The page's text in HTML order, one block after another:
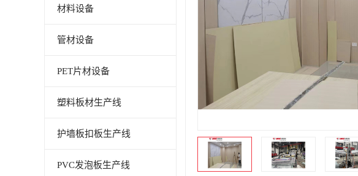
材料设备
管材设备
PET片材设备
塑料板材生产线
护墙板扣板生产线
PVC发泡板生产线